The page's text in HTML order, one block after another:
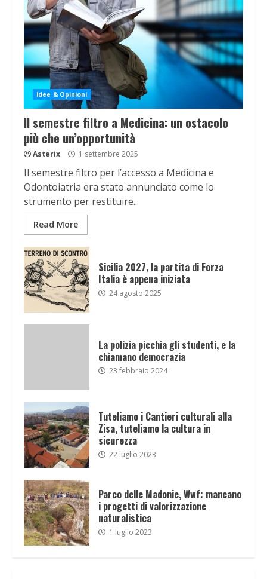
Idee & Opinioni
Il semestre filtro a Medicina: un ostacolo
più che un’opportunità
Asterix 1 settembre 2025
Il semestre filtro per l’accesso a Medicina e
Odontoiatria era stato annunciato come lo
strumento per restituire...
Read More
Sicilia 2027, la partita di Forza
Italia è appena iniziata
24 agosto 2025
La polizia picchia gli studenti, e la
chiamano democrazia
23 febbraio 2024
Tuteliamo i Cantieri culturali alla
Zisa, tuteliamo la cultura in
sicurezza
22 luglio 2023
Parco delle Madonie, Wwf: mancano
i progetti di valorizzazione
naturalistica
1 luglio 2023